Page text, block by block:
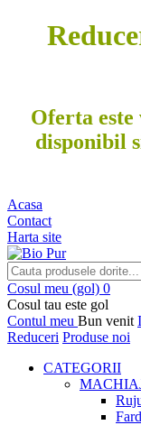
Oferta
disponibil
Acasa
Contact
Harta site
Cosul meu (gol) 0
Cosul tau este gol
Contul meu Bun venit
Reduceri Produse noi
CATEGORII